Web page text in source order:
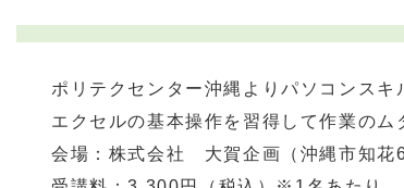
ポリテクセンター沖縄よりパソコンスキ
エクセルの基本操作を習得して作業のム
会場：株式会社 大賀企画（沖縄市知花